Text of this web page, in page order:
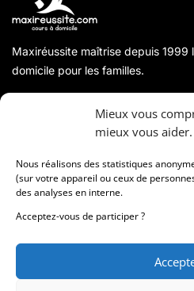
Mieux vous
mieux vous aider.
Nous réalisons des statistiques
(sur votre appareil ou ceux de
des analyses en interne.
Acceptez-vous de participer ?
Maxiréussite maîtrise depuis 1999
domicile pour les familles.
Coordonnées